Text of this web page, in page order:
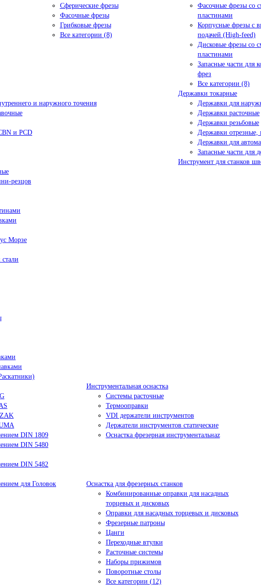
Сферические фрезы
Фасочные фрезы
Грибковые фрезы
Все категории (8)
Фасочные фрезы со
пластинами
Корпусные фрезы с
подачей (High-feed)
Дисковые фрезы со
пластинами
Запасные части для
фрез
Все категории (8)
и наружного точения
и PCD
Державки токарные
Державки для
Державки расточные
Державки резьбовые
Державки отрезные,
Державки для
Запасные части для
резцов
Инструмент для станков
Морзе
DIN 1809
DIN 5480
DIN 5482
для Головок
Инструментальная оснастка
Системы расточные
Термооправки
VDI держатели инструментов
Держатели инструментов статические
Оснастка фрезерная инструментальнаz
Оснастка для фрезерных станков
Комбинированные оправки для насадных
торцевых и дисковых
Оправки для насадных торцевых и дисковых
Фрезерные патроны
Цанги
Переходные втулки
Расточные системы
Наборы прижимов
Поворотные столы
Все категории (12)